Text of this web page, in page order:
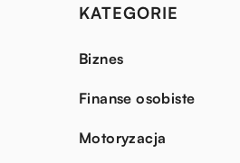
KATEGORIE
Biznes
Finanse osobiste
Motoryzacja